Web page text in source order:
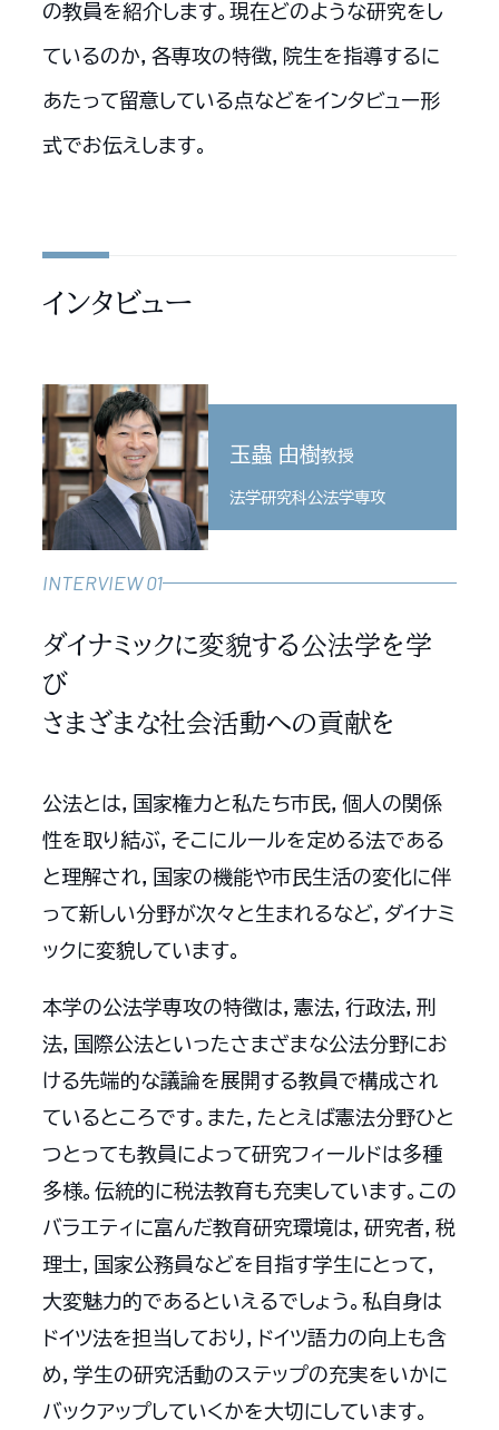
の教員を紹介します。現在どのような研究をし
ているのか，各専攻の特徴，院生を指導するに
あたって留意している点などをインタビュー形
式でお伝えします。
インタビュー
玉蟲 由樹教授
法学研究科公法学専攻
INTERVIEW 01
ダイナミックに変貌する公法学を学
び
さまざまな社会活動への貢献を
公法とは，国家権力と私たち市民，個人の関係
性を取り結ぶ，そこにルールを定める法である
と理解され，国家の機能や市民生活の変化に伴
って新しい分野が次々と生まれるなど，ダイナミ
ックに変貌しています。
本学の公法学専攻の特徴は，憲法，行政法，刑
法，国際公法といったさまざまな公法分野にお
ける先端的な議論を展開する教員で構成され
ているところです。また，たとえば憲法分野ひと
つとっても教員によって研究フィールドは多種
多様。伝統的に税法教育も充実しています。この
バラエティに富んだ教育研究環境は，研究者，税
理士，国家公務員などを目指す学生にとって，
大変魅力的であるといえるでしょう。私自身は
ドイツ法を担当しており，ドイツ語力の向上も含
め，学生の研究活動のステップの充実をいかに
バックアップしていくかを大切にしています。